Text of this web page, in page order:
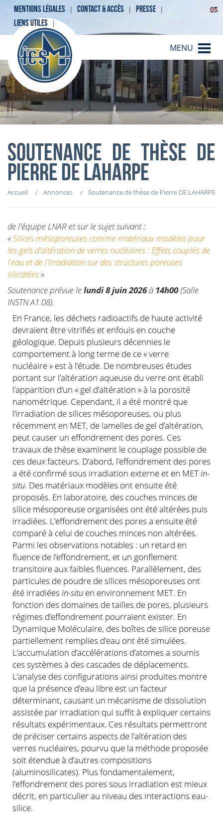
MENTIONS LÉGALES CONTACT & ACCÈS
PRESSE
LIENS UTILES
MENU
SOUTENANCE DE THÈSE DE
PIERRE DE LAHARPE
Accueil Annonces Soutenance de thèse de Pierre DE LAHARPE
de l'équipe LNAR et sur le sujet suivant :
«Silices mésoporeuses comme matériaux modèles pour
les gels d'altération de verres nucléaires : Effets couplés de
l'eau et de l'irradiation sur des structures poreuses
silicatées»
Soutenance prévue lelundi 8 juin 2026à 14h00(Salle
INSTN A1.08).
En France, les déchets radioactifs de haute activité
devraient être vitrifiés et enfouis en couche
géologique. Depuis plusieurs décennies le
comportement à long terme de ce « verre
nucléaire » est à l’étude. De nombreuses études
portant sur l’altération aqueuse du verre ont établi
l’apparition d’un « gel d’altération » à la porosité
nanométrique. Cependant, il a été montré que
l’irradiation de silices mésoporeuses, ou plus
récemment en MET, de lamelles de gel d’altération,
peut causer un effondrement des pores. Ces
travaux de thèse examinent le couplage possible de
ces deux facteurs. D’abord, l’effondrement des pores
a été confirmé sous irradiation externe et en METin-
situ. Des matériaux modèles ont ensuite été
proposés. En laboratoire, des couches minces de
silice mésoporeuse organisées ont été altérées puis
irradiées. L’effondrement des pores a ensuite été
comparé à celui de couches minces non altérées.
Parmi les observations notables : un retard en
fluence de l’effondrement, et un gonflement
transitoire aux faibles fluences. Parallèlement, des
particules de poudre de silices mésoporeuses ont
été irradiées in-situ en environnement MET. En
fonction des domaines de tailles de pores, plusieurs
régimes d’effondrement pourraient exister. En
Dynamique Moléculaire, des boîtes de silice poreuse
partiellement remplies d’eau ont été simulées.
L’accumulation d’accélérations d’atomes a soumis
ces systèmes à des cascades de déplacements.
L’analyse des configurations ainsi produites montre
que la présence d’eau libre est un facteur
déterminant, causant un mécanisme de dissolution
assistée par irradiation qui suffit à expliquer certains
résultats expérimentaux. Ces résultats permettront
de préciser certains aspects de l’altération des
verres nucléaires, pourvu que la méthode proposée
soit étendue à d’autres compositions
(aluminosilicates). Plus fondamentalement,
l’effondrement des pores sous irradiation est mieux
décrit, en particulier au niveau des interactions eau-
silice.